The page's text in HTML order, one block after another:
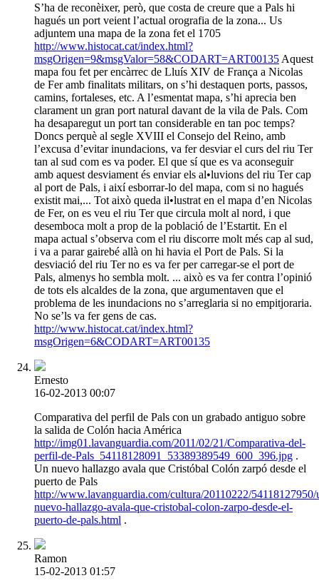
S’ha de reconèixer, però, que costa de creure que a Pals hi
hagués un port veient l’actual orografia de la zona... Us
adjuntem una mapa de la zona fet el 1705
http://www.histocat.cat/index.html?
msgOrigen=9&msgValor=58&CODART=ART00135 Aquest
mapa fou fet per encàrrec de Lluís XIV de França a Nicolas
de Fer amb finalitats militars, on s’hi destaquen ports, passos,
camins, fortaleses, etc. A l’esmentat mapa, s’hi aprecia ben
clarament un gran port natural davant de la vila de Pals. Com
ha desaparegut un port tan considerable en tan poc temps?
Doncs perquè al segle XVIII el Consejo del Reino, amb
l’excusa d’evitar inundacions, va fer desviar el curs del riu Ter
tan al sud com es va poder. El que sí que es va aconseguir
amb aquest desviament és enviar els al•luvions del riu Ter cap
al port de Pals, i així esborrar-lo del mapa, com si no hagués
existit mai,... Tot això queda il•lustrat en el mapa d’en Nicolas
de Fer, on es veu el riu Ter que circula molt al nord, i que
desemboca molt a prop de la població de l’Estartit. En el
mapa actual s’observa com el riu discorre molt més cap al sud,
i va a parar gairebé allà on hi havia el Port de Pals. Si la
desviació del riu Ter no es va fer per carregar-se el port de
Pals, almenys ho sembla molt. ... això es va fer contra l’opinió
de tots els alcaldes de la zona, que argumentaven que el
problema de les inundacions no s’arreglaria si no empitjoraria.
No se’ls va fer gens de cas.
http://www.histocat.cat/index.html?
msgOrigen=6&CODART=ART00135
Ernesto
16-02-2013 00:07
Comparativa del perfil de Pals con un grabado antiguo sobre
la salida de Colón hacia América
http://img01.lavanguardia.com/2011/02/21/Comparativa-del-
perfil-de-Pals_54118128091_53389389549_600_396.jpg .
Un nuevo hallazgo avala que Cristóbal Colón zarpó desde el
puerto de Pals
http://www.lavanguardia.com/cultura/20110222/54118127950/
nuevo-hallazgo-avala-que-cristobal-colon-zarpo-desde-el-
puerto-de-pals.html .
Ramon
15-02-2013 01:57